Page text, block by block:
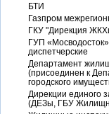
БТИ
Газпром
ГКУ "Дирекция
ГУП «Мосводосток»,
диспетчерские
Департамент
(присоединен к
городского
Дирекции единого
(ДЕЗы, ГБУ